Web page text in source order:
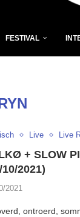
FESTIVAL
Live Live
+ SLOW
10/2021)
2021
ontroerd,